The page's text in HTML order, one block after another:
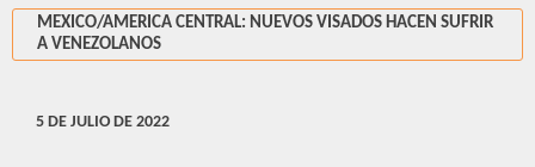
MEXICO/AMERICA CENTRAL: NUEVOS VISADOS HACEN SUFRIR
A VENEZOLANOS
5 DE JULIO DE 2022